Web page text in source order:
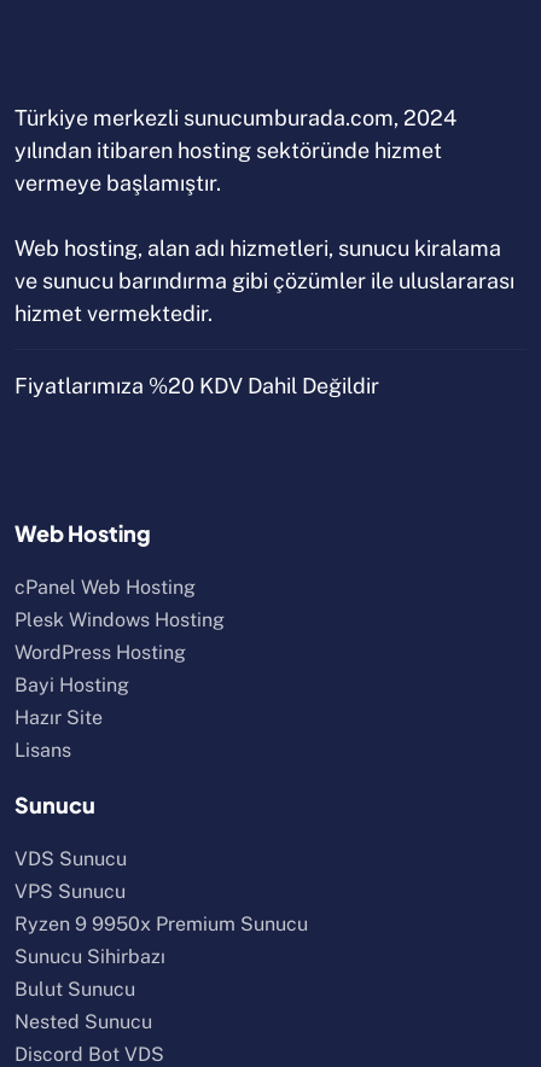
Türkiye merkezli sunucumburada.com, 2024
yılından itibaren hosting sektöründe hizmet
vermeye başlamıştır.
Web hosting, alan adı hizmetleri, sunucu kiralama
ve sunucu barındırma gibi çözümler ile uluslararası
hizmet vermektedir.
Fiyatlarımıza %20 KDV Dahil Değildir
Web Hosting
cPanel Web Hosting
Plesk Windows Hosting
WordPress Hosting
Bayi Hosting
Hazır Site
Lisans
Sunucu
VDS Sunucu
VPS Sunucu
Ryzen 9 9950x Premium Sunucu
Sunucu Sihirbazı
Bulut Sunucu
Nested Sunucu
Discord Bot VDS